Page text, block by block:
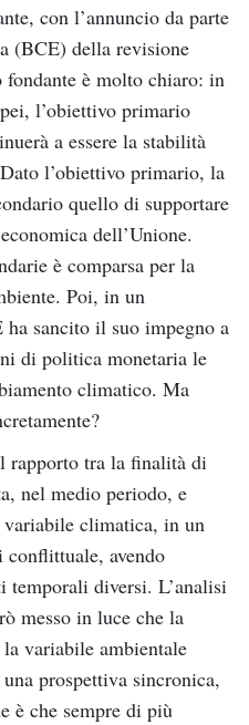
con l’annuncio da parte
(BCE) della revisione
è molto chiaro: in
l’obiettivo primario
a essere la stabilità
l’obiettivo primario, la
quello di supportare
dell’Unione.
è comparsa per la
Poi, in un
sancito il suo impegno a
di politica monetaria le
climatico. Ma
rapporto tra la finalità di
nel medio periodo, e
climatica, in un
avendo
temporali diversi. L’analisi
messo in luce che la
variabile ambientale
prospettiva sincronica,
è che sempre di più